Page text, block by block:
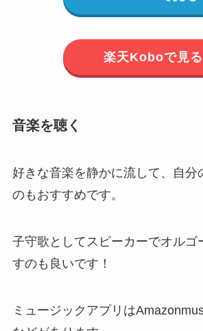
楽天Koboで見る
音楽を聴く
好きな音楽を静かに流して、自分
のもおすすめです。
子守歌としてスピーカーでオルゴ
すのも良いです！
ミュージックアプリは